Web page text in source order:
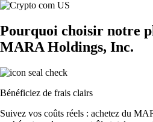
Pourquoi choisir notre
MARA Holdings, Inc.
Bénéficiez de frais clairs
Suivez vos coûts réels : achetez du